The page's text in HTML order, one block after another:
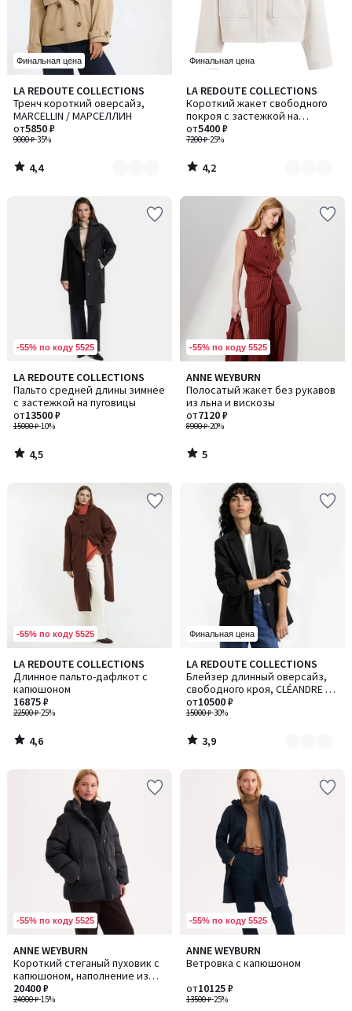
Финальная цена
LA REDOUTE COLLECTIONS
Тренч короткий оверсайз,
MARCELLIN / МАРСЕЛЛИН
9000 ₽-35%
от5850 ₽
4,4
/ 5
Количество
цветов:
2
4,4
/
Финальная цена
LA REDOUTE COLLECTIONS
Короткий жакет свободного
покроя с застежкой на
пуговицы
7200 ₽-25%
от5400 ₽
4,2
/ 5
Количество
цветов:
2
4,2
/
-55% по коду 5525
LA REDOUTE COLLECTIONS
Пальто средней длины зимнее
с застежкой на пуговицы
15000 ₽-10%
от13500 ₽
4,5
/ 5
4,5
/
-55% по коду 5525
ANNE WEYBURN
Полосатый жакет без рукавов
из льна и вискозы
8900 ₽-20%
от7120 ₽
5
/
5
5
/
-55% по коду 5525
LA REDOUTE COLLECTIONS
Длинное пальто-дафлкот с
капюшоном
22500 ₽-25%
16875 ₽
4,6
/ 5
4,6
/
Финальная цена
LA REDOUTE COLLECTIONS
Блейзер длинный оверсайз,
свободного кроя, CLÉANDRE /
КЛЕАНРД
15000 ₽-30%
от10500 ₽
3,9
/ 5
Количество
цветов:
2
3,9
/
-55% по коду 5525
ANNE WEYBURN
Короткий стеганый пуховик с
капюшоном, наполнение из
пуха и пера, для суровой зимы
24000 ₽-15%
20400 ₽
4,6
/ 5
-55% по коду 5525
ANNE WEYBURN
Ветровка с капюшоном
13500 ₽-25%
от10125 ₽
4,6
/ 5
Количество
цветов: